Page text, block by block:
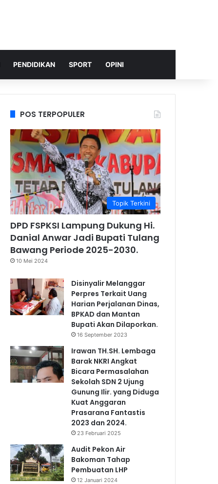
PENDIDIKAN SPORT OPINI
POS TERPOPULER
Topik Terkini
DPD FSPKSI Lampung Dukung Hi.
Danial Anwar Jadi Bupati Tulang
Bawang Periode 2025-2030.
10 Mei 2024
Disinyalir Melanggar
Perpres Terkait Uang
Harian Perjalanan Dinas,
BPKAD dan Mantan
Bupati Akan Dilaporkan.
16 September 2023
Irawan TH.SH. Lembaga
Barak NKRI Angkat
Bicara Permasalahan
Sekolah SDN 2 Ujung
Gunung Ilir. yang Diduga
Kuat Anggaran
Prasarana Fantastis
2023 dan 2024.
23 Februari 2025
Audit Pekon Air
Bakoman Tahap
Pembuatan LHP
12 Januari 2024